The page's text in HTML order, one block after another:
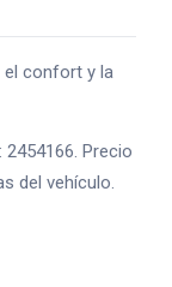
el confort y la
Precio
del vehículo.